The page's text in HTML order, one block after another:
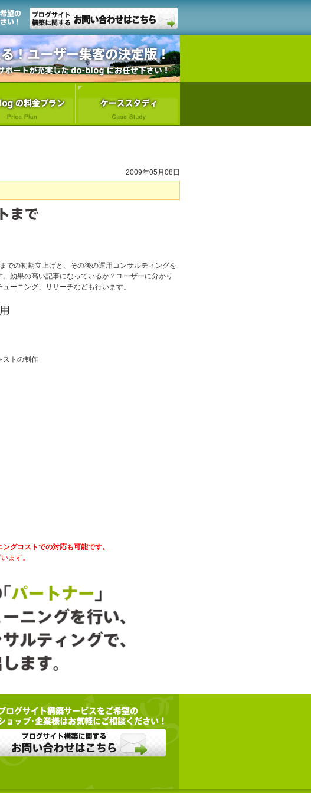
2009年05月08日
での初期立上げと、その後の運用コンサルティングを
効果の高い記事になっているか？ユーザーに分かり
ーニング、リサーチなども行います。
ストの制作
グコストでの対応も可能です。
ます。